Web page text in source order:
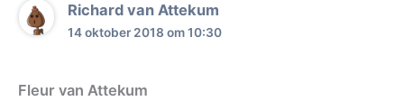
Richard van Attekum
14 oktober 2018 om 10:30
Fleur van Attekum